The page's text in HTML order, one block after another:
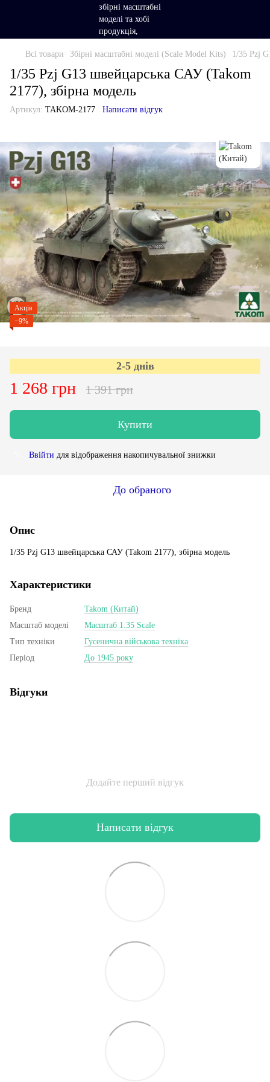
Всі товари Збірні масштабні моделі (Scale Model Kits) 1/35 Pzj
1/35 Pzj G13 швейцарська САУ (Takom
2177), збірна модель
Артикул: TAKOM-2177 Написати відгук
Акція
−9%
2-5 днів
1 268 грн 1 391 грн
Купити
Ввійти для відображення накопичувальної знижки
До обраного
Опис
1/35 Pzj G13 швейцарська САУ (Takom 2177), збірна модель
Характеристики
Бренд
Takom (Китай)
Масштаб моделі
Масштаб 1:35 Scale
Тип техніки
Гусенична військова техніка
Період
До 1945 року
Відгуки
Додайте перший відгук
Написати відгук